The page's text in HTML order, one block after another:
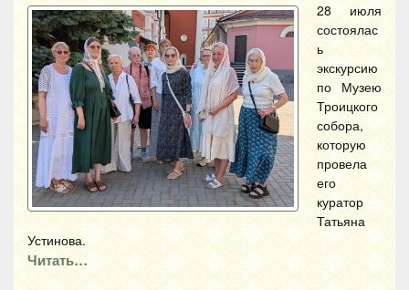
28 июля
состоялас
ь
экскурсию
по Музею
Троицкого
собора,
которую
провела
его
куратор
Татьяна
Устинова.
Читать…